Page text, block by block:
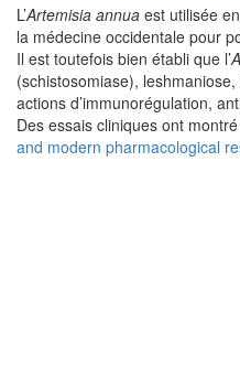
L’Artemisia annua est utilisée
la médecine occidentale pour
Il est toutefois bien établi que l’
(schistosomiase),
actions d’immunorégulation,
Des essais cliniques ont
and modern pharmacological